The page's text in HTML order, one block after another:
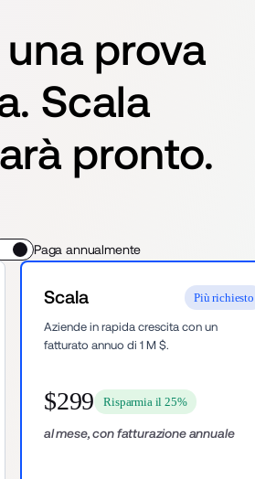
prova
Scala
pronto.
Paga annualmente
Scala Più richiesto
Aziende in rapida crescita con un
fatturato annuo di 1 M $.
$299 Risparmia il 25%
al mese, con fatturazione annuale